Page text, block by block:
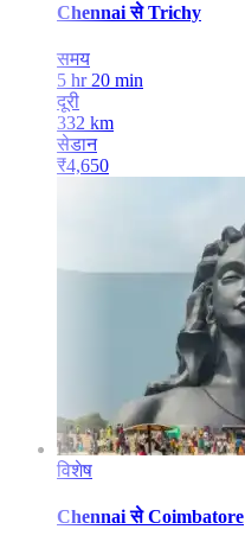
Chennai से Trichy
समय
5 hr 20 min
दूरी
332 km
सेडान
₹4,650
विशेष
Chennai से Coimbatore